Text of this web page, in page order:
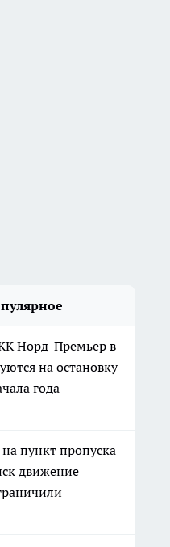
Норд-Премьер в
на остановку
года
пункт пропуска
движение